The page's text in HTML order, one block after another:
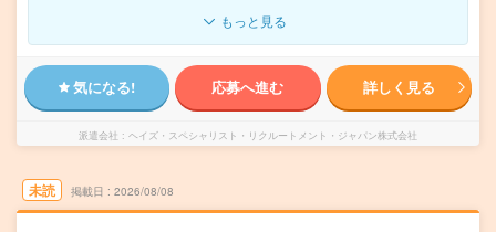
もっと見る
気になる! 応募へ進む 詳しく見る
派遣会社 ヘイズ・スペシャリスト・リクルートメント・ジャパン株式会社
未読 掲載日 2026/08/08